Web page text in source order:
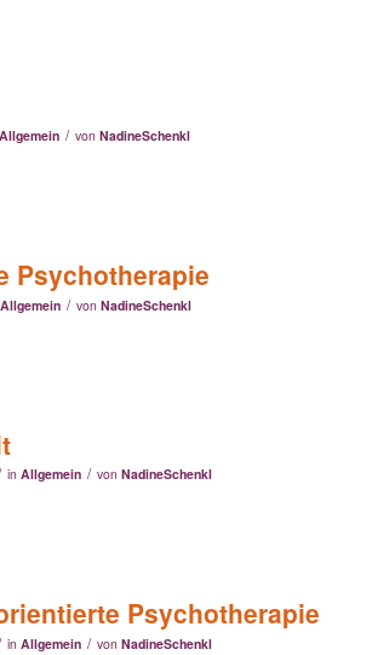
Allgemein / von NadineSchenkl
Psychotherapie
Allgemein / von NadineSchenkl
in Allgemein / von NadineSchenkl
Psychotherapie
in Allgemein / von NadineSchenkl